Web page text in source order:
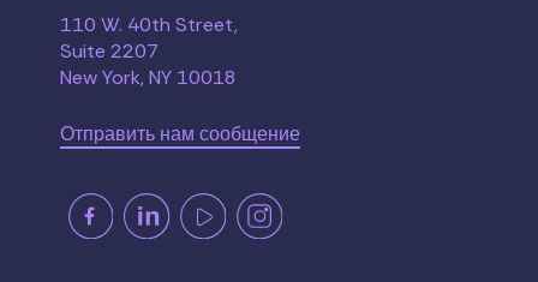
110 W. 40th Street,
Suite 2207
New York, NY 10018
Отправить нам сообщение